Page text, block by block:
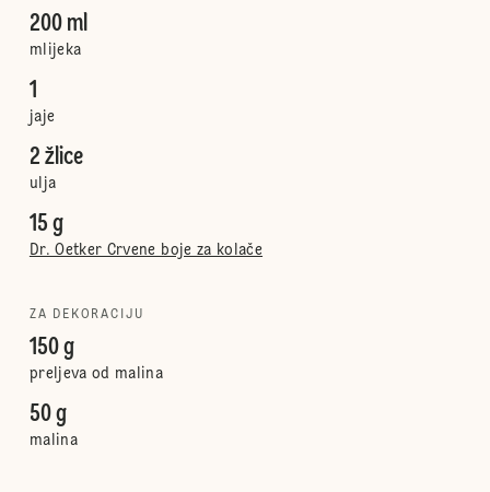
200 ml
mlijeka
1
jaje
2 žlice
ulja
15 g
Dr. Oetker Crvene boje za kolače
ZA DEKORACIJU
150 g
preljeva od malina
50 g
malina